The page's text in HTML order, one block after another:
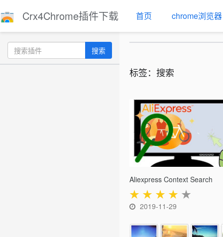
Crx4Chrome插件下载 首页 chrome浏览器
搜索
标签：搜索
Aliexpress Context Search
★ ★ ★ ★ ★
2019-11-29